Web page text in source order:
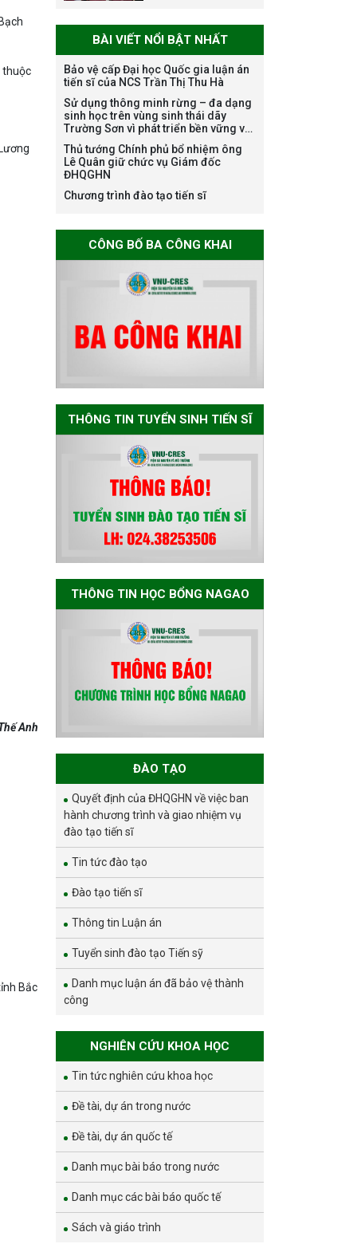
thuộc
Anh
Bắc
chuyên môn dùng
chung trong
ĐHQGHN
Bảo vệ luận án tiến
sĩ của NCS Trương
Mạnh Tuấn
sĩ của NCS Nguyễn
Thế Thông
Thông báo chương
trình học bổng
2027
họp Tiểu ban
chuyên môn đánh
giá hồ sơ chuyên
môn cho các thí
sinh dự tuyển
nghiên cứu sinh
đợt 1 năm 2026
Thông báo danh
sách thí sinh đủ
điều kiện dự tuyển
Chương trình đào
tạo tiến sĩ chuyên
ngành Môi trường
vững đợt 1 năm
2026
BÀI VIẾT NỔI BẬT NHẤT
Bảo vệ cấp Đại học Quốc gia luận án
tiến sĩ của NCS Trần Thị Thu Hà
Sử dụng thông minh rừng – đa dạng
sinh học trên vùng sinh thái dãy
Trường Sơn vì phát triển bền vững và
ứng phó với biến đổi khí hậu
Thủ tướng Chính phủ bổ nhiệm ông
Lê Quân giữ chức vụ Giám đốc
ĐHQGHN
Chương trình đào tạo tiến sĩ
CÔNG BỐ BA CÔNG KHAI
THÔNG TIN TUYỂN SINH TIẾN SĨ
THÔNG TIN HỌC BỔNG NAGAO
ĐÀO TẠO
Quyết định của ĐHQGHN về việc ban
hành chương trình và giao nhiệm vụ
đào tạo tiến sĩ
Tin tức đào tạo
Đào tạo tiến sĩ
Thông tin Luận án
Tuyển sinh đào tạo Tiến sỹ
Danh mục luận án đã bảo vệ thành
công
NGHIÊN CỨU KHOA HỌC
Tin tức nghiên cứu khoa học
Đề tài, dự án trong nước
Đề tài, dự án quốc tế
Danh mục bài báo trong nước
Danh mục các bài báo quốc tế
Sách và giáo trình